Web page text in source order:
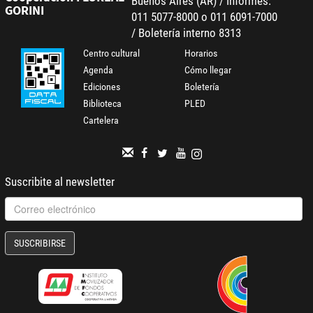
GORINI
011 5077-8000 o 011 6091-7000
/ Boletería interno 8313
Centro cultural
Agenda
Ediciones
Biblioteca
Cartelera
Horarios
Cómo llegar
Boletería
PLED
Suscribite al newsletter
SUSCRIBIRSE